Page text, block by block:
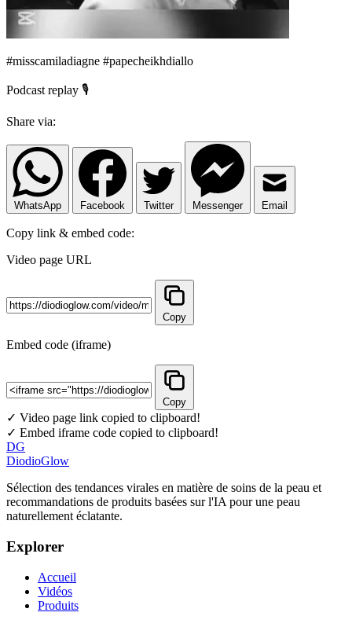
#misscamiladiagne #papecheikhdiallo
Podcast replay 🎙️
Share via:
WhatsApp Facebook Twitter Messenger Email
Copy link & embed code:
Video page URL
Copy
Embed code (iframe)
Copy
✓ Video page link copied to clipboard!
✓ Embed iframe code copied to clipboard!
DG
DiodioGlow
Sélection des tendances virales en matière de soins de la peau et
recommandations de produits basées sur l'IA pour une peau
naturellement éclatante.
Explorer
Accueil
Vidéos
Produits